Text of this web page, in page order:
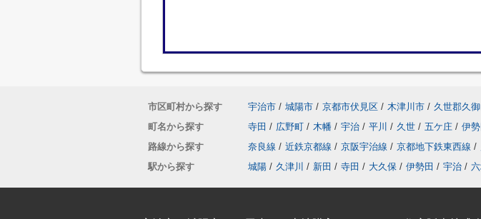
市区町村から探す 宇治市 / 城陽市 / 京都市伏見区 / 木津川市 / 久世郡久
町名から探す
寺田 / 広野町 / 木幡 / 宇治 / 平川 / 久世 / 五ケ庄 / 伊
路線から探す
奈良線 / 近鉄京都線 / 京阪宇治線 / 京都地下鉄東西線 /
駅から探す
城陽 / 久津川 / 新田 / 寺田 / 大久保 / 伊勢田 / 宇治 /